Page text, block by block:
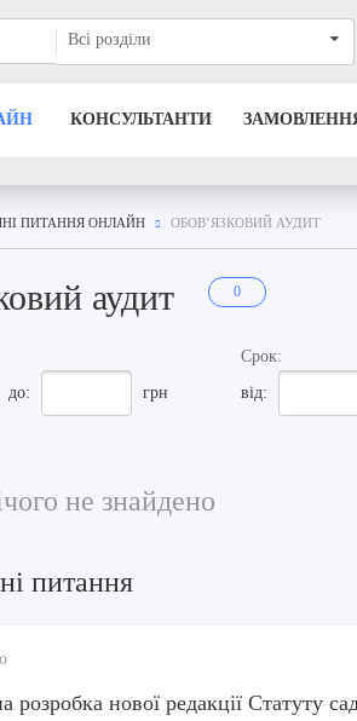
Всі розділи
КОНСУЛЬТАНТИ
ПИТАННЯ ОНЛАЙН ОБОВ’ЯЗКОВИЙ АУДИТ
аудит 0
до: грн
Срок:
від:
не знайдено
питання
розробка нової редакції Статуту